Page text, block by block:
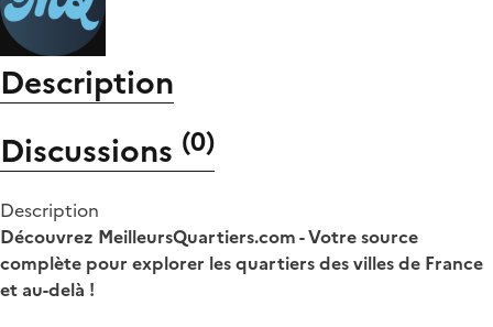
Description
Discussions (0)
Description
Découvrez MeilleursQuartiers.com - Votre source
complète pour explorer les quartiers des villes de France
et au-delà !